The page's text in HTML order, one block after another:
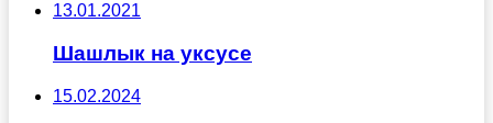
13.01.2021
Шашлык на уксусе
15.02.2024